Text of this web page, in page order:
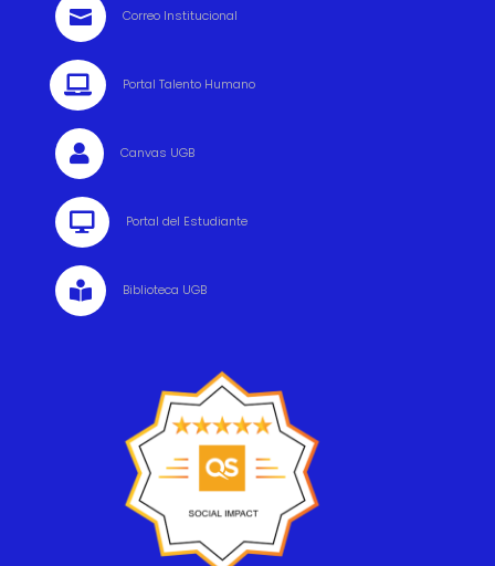
 Correo Institucional
 Portal Talento Humano
 Canvas UGB
 Portal del Estudiante
 Biblioteca UGB